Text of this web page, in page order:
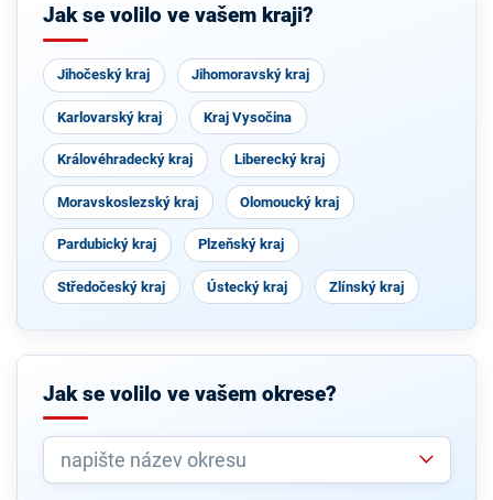
ČSL, TOP
ProOlomo
uc)
Jak se volilo ve vašem kraji?
Jihočeský kraj Jihomoravský kraj
Karlovarský kraj Kraj Vysočina
Královéhradecký kraj Liberecký kraj
Moravskoslezský kraj Olomoucký kraj
Pardubický kraj Plzeňský kraj
Středočeský kraj Ústecký kraj Zlínský kraj
Jak se volilo ve vašem okrese?